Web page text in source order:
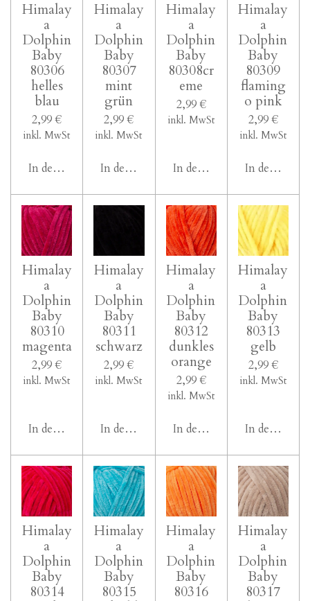
Himalay
a
Dolphin
Baby
80306
helles
blau
2,99 €
inkl. MwSt
In den Warenkorb
Himalay
a
Dolphin
Baby
80307
mint
grün
2,99 €
inkl. MwSt
In den Warenkorb
Himalay
a
Dolphin
Baby
80308cr
eme
2,99 €
inkl. MwSt
In den Warenkorb
Himalay
a
Dolphin
Baby
80309
flaming
o pink
2,99 €
inkl. MwSt
In den
Himalay
a
Dolphin
Baby
80310
magenta
2,99 €
inkl. MwSt
In den Warenkorb
Himalay
a
Dolphin
Baby
80311
schwarz
2,99 €
inkl. MwSt
In den Warenkorb
Himalay
a
Dolphin
Baby
80312
dunkles
orange
2,99 €
inkl. MwSt
In den Warenkorb
Himalay
a
Dolphin
Baby
80313
gelb
2,99 €
inkl. MwSt
In den
Himalay
a
Dolphin
Baby
80314
Himalay
a
Dolphin
Baby
80315
Himalay
a
Dolphin
Baby
80316
Himalay
a
Dolphin
Baby
80317